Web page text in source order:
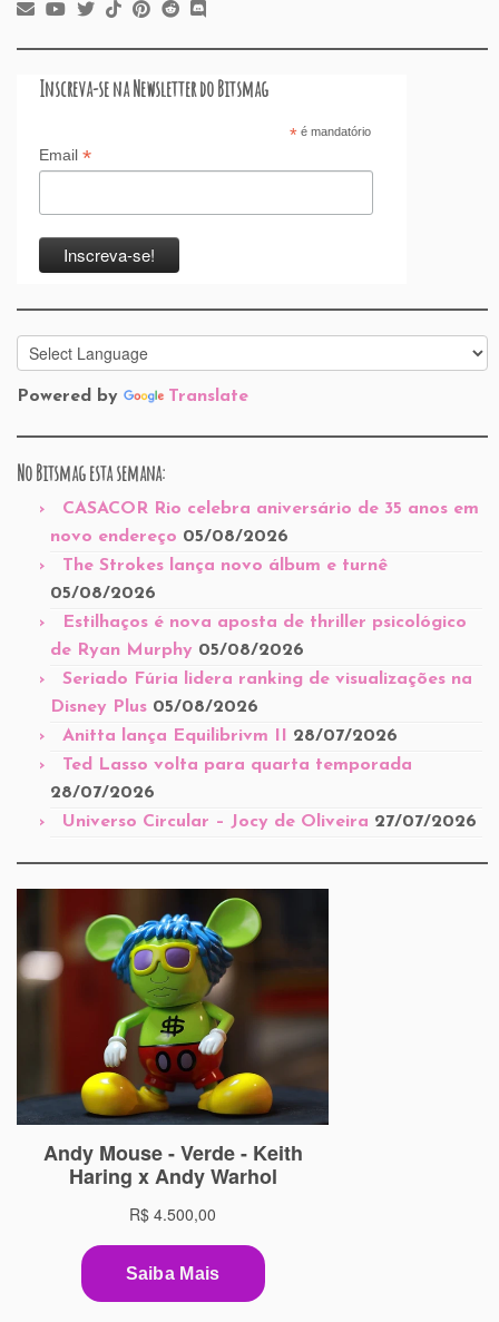
Inscreva-se na Newsletter do Bitsmag
*é mandatório
Email *
Powered by Translate
No Bitsmag esta semana:
CASACOR Rio celebra aniversário de 35 anos em
novo endereço 05/08/2026
The Strokes lança novo álbum e turnê
05/08/2026
Estilhaços é nova aposta de thriller psicológico
de Ryan Murphy 05/08/2026
Seriado Fúria lidera ranking de visualizações na
Disney Plus 05/08/2026
Anitta lança Equilibrivm II
28/07/2026
Ted Lasso volta para quarta temporada
28/07/2026
Universo Circular – Jocy de Oliveira 27/07/2026